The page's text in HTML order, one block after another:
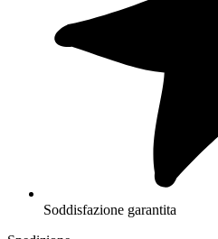
Soddisfazione garantita